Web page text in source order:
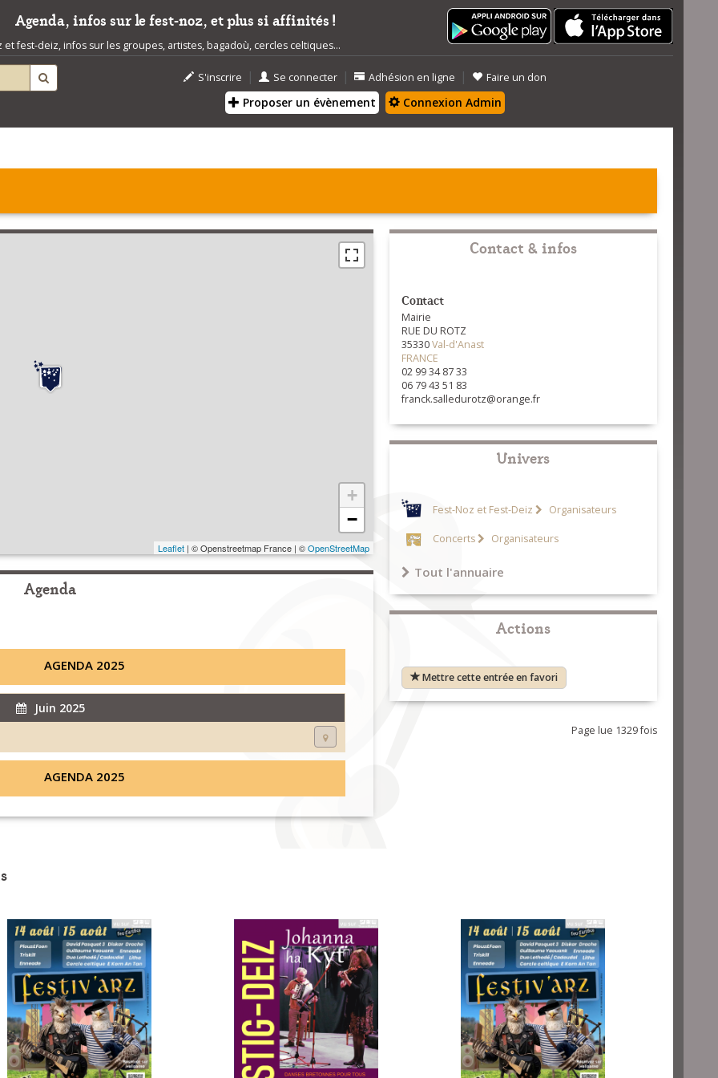
Agenda, infos sur le fest-noz, et plus si affinités !
fest-deiz, infos sur les groupes, artistes, bagadoù, cercles celtiques...
S'inscrire | Se connecter | Adhésion en ligne | Faire un don
Proposer un évènement Connexion Admin
+
−
Leaflet| © Openstreetmap France | ©OpenStreetMap
Agenda
AGENDA 2025
Juin 2025
AGENDA 2025
Contact & infos
Contact
Mairie
RUE DU ROTZ
35330Val-d'Anast
FRANCE
02 99 34 87 33
06 79 43 51 83
franck.salledurotz@orange.fr
Univers
Fest-Noz et Fest-Deiz Organisateurs
Concerts Organisateurs
Tout l'annuaire
Actions
Mettre cette entrée en favori
Page lue 1329 fois